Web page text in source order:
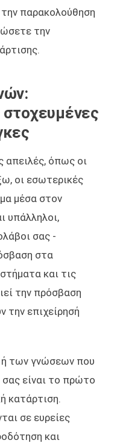
παρακολούθηση
την
απειλές, όπως οι
οι εσωτερικές
μέσα στον
υπάλληλοι,
σας -
στα
και τις
την πρόσβαση
την επιχείρησή
των γνώσεων που
είναι το πρώτο
κατάρτιση.
σε ευρείες
και